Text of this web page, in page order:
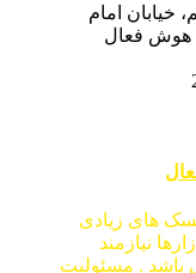
خیابان امام
های زیادی
نیازمند
باشد . مسئولیت